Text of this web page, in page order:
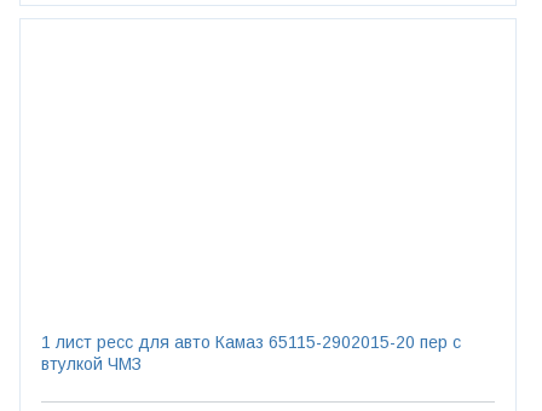
1 лист ресс для авто Камаз 65115-2902015-20 пер с
втулкой ЧМЗ